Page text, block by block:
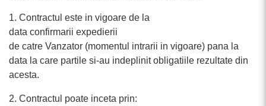
1. Contractul este in vigoare de la
data confirmarii expedierii
de catre Vanzator (momentul intrarii in vigoare) pana la
data la care partile si-au indeplinit obligatiile rezultate din
acesta.
2. Contractul poate inceta prin: